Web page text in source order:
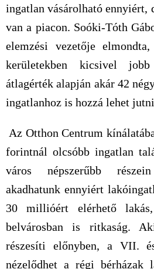
ingatlan vásárolható ennyiért,
van a piacon. Soóki-Tóth
elemzési vezetője
kerületekben kicsivel
átlagérték alapján akár 42
ingatlanhoz is hozzá lehet
Az Otthon Centrum
forintnál olcsóbb ingatlan
város népszerűbb
akadhatunk ennyiért
30 millióért elérhető
belvárosban is ritkaság.
részesíti előnyben, a VII.
nézelődhet a régi bérházak